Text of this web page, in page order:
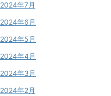
2024年7月
2024年6月
2024年5月
2024年4月
2024年3月
2024年2月